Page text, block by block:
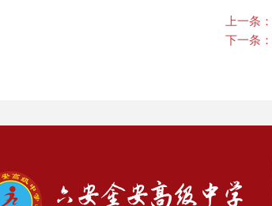
上一条：
下一条：